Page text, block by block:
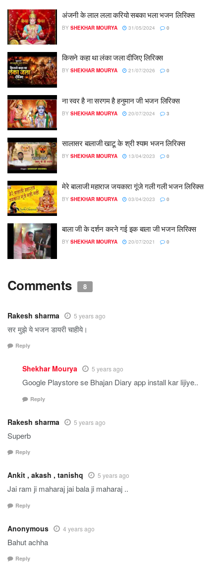
अंजनी के लाल लला करियो सबका भला भजन लिरिक्स
BY SHEKHAR MOURYA 31/05/2024 0
किसने कहा था लंका जला दीजिए लिरिक्स
BY SHEKHAR MOURYA 21/07/2026 0
ना स्वर है ना सरगम है हनुमान जी भजन लिरिक्स
BY SHEKHAR MOURYA 20/07/2024 3
सालासर बालाजी खाटू के श्री श्याम भजन लिरिक्स
BY SHEKHAR MOURYA 13/04/2023 0
मेरे बालाजी महाराज जयकारा गूंजे गली गली भजन लिरिक्स
BY SHEKHAR MOURYA 03/04/2023 0
बाला जी के दर्शन करने गई इक बाला जी भजन लिरिक्स
BY SHEKHAR MOURYA 20/07/2021 0
Comments 8
Rakesh sharma 5 years ago
सर मुझे ये भजन डायरी चाहीये।
Reply
Shekhar Mourya 5 years ago
Google Playstore se Bhajan Diary app install kar lijiye..
Reply
Rakesh sharma 5 years ago
Superb
Reply
Ankit , akash , tanishq 5 years ago
Jai ram ji maharaj jai bala ji maharaj ..
Reply
Anonymous 4 years ago
Bahut achha
Reply